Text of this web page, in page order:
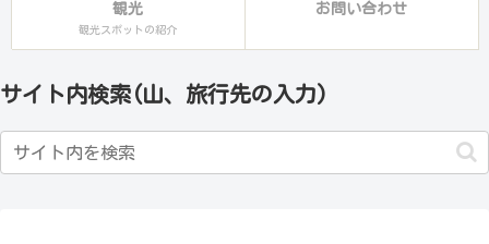
観光
観光スポットの紹介
お問い合わせ
サイト内検索(山、旅行先の入力)